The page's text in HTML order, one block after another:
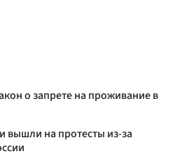
о запрете на проживание в
на протесты из-за